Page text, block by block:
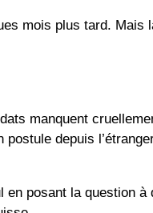
mois plus tard.
manquent
depuis
posant la question